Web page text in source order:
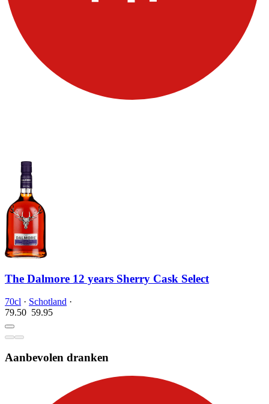
The Dalmore 12 years Sherry Cask Select
70cl · Schotland ·
79.50 59.95
Aanbevolen dranken